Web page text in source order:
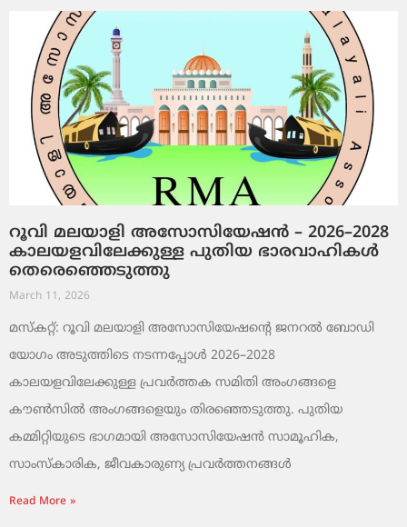
റൂവി മലയാളി അസോസിയേഷൻ – 2026–2028
കാലയളവിലേക്കുള്ള പുതിയ ഭാരവാഹികൾ
തെരെഞ്ഞെടുത്തു
March 11, 2026
മസ്കറ്റ്: റൂവി മലയാളി അസോസിയേഷന്റെ ജനറൽ ബോഡി
യോഗം അടുത്തിടെ നടന്നപ്പോൾ 2026–2028
കാലയളവിലേക്കുള്ള പ്രവർത്തക സമിതി അംഗങ്ങളെ
കൗൺസിൽ അംഗങ്ങളെയും തിരഞ്ഞെടുത്തു. പുതിയ
കമ്മിറ്റിയുടെ ഭാഗമായി അസോസിയേഷൻ സാമൂഹിക,
സാംസ്‌കാരിക, ജീവകാരുണ്യ പ്രവർത്തനങ്ങൾ
Read More »